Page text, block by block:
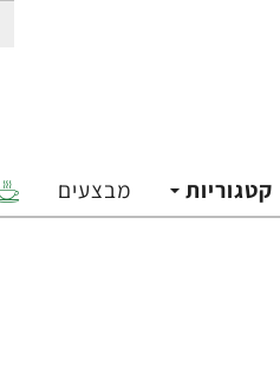
קטגוריות מבצעים